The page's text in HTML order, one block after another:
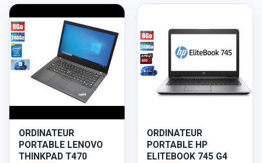
ORDINATEUR
PORTABLE LENOVO
THINKPAD T470
ORDINATEUR
PORTABLE HP
ELITEBOOK 745 G4